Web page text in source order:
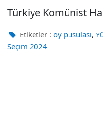
Türkiye Komünist
Etiketler : oy pusulası,
Seçim 2024